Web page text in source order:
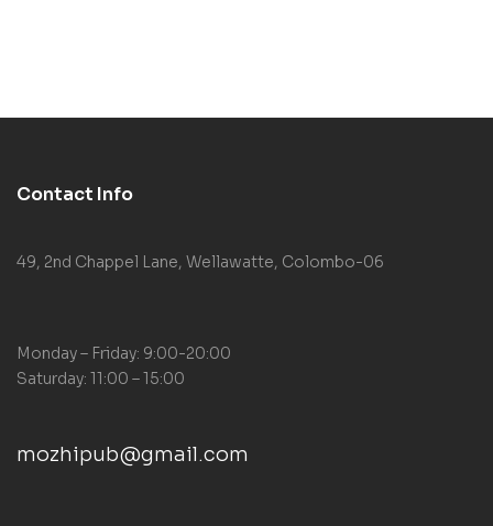
Contact Info
49, 2nd Chappel Lane, Wellawatte, Colombo-06
Monday – Friday: 9:00-20:00
Saturday: 11:00 – 15:00
mozhipub@gmail.com